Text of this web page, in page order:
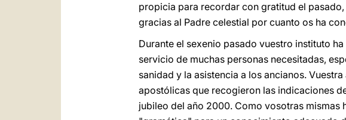
propicia para recordar con gratitud el
gracias al Padre celestial por cuanto os ha
Durante el sexenio pasado vuestro instituto
servicio de muchas personas necesitadas,
sanidad y la asistencia a los ancianos.
apostólicas que recogieron las indicaciones
jubileo del año 2000. Como vosotras mismas